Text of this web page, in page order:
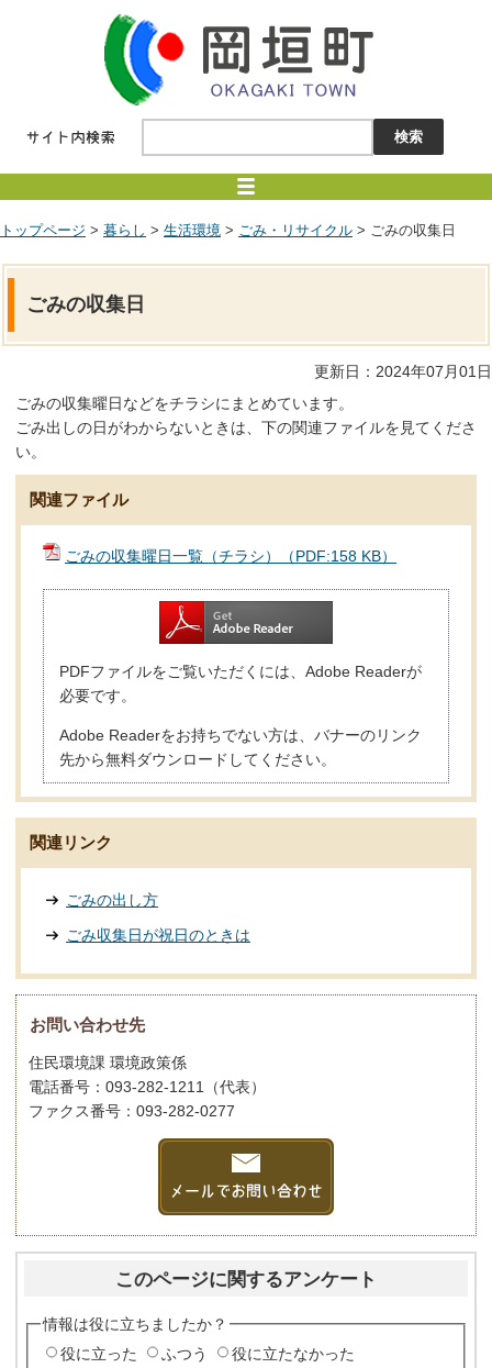
トップページ > 暮らし > 生活環境 > ごみ・リサイクル > ごみの収集日
ごみの収集日
更新日：2024年07月01日
ごみの収集曜日などをチラシにまとめています。
ごみ出しの日がわからないときは、下の関連ファイルを見てくださ
い。
関連ファイル
ごみの収集曜日一覧（チラシ）（PDF:158 KB）
PDFファイルをご覧いただくには、Adobe Readerが
必要です。
Adobe Readerをお持ちでない方は、バナーのリンク
先から無料ダウンロードしてください。
関連リンク
ごみの出し方
ごみ収集日が祝日のときは
お問い合わせ先
住民環境課 環境政策係
電話番号：093-282-1211（代表）
ファクス番号：093-282-0277
このページに関するアンケート
情報は役に立ちましたか？
役に立った
ふつう 役に立たなかった